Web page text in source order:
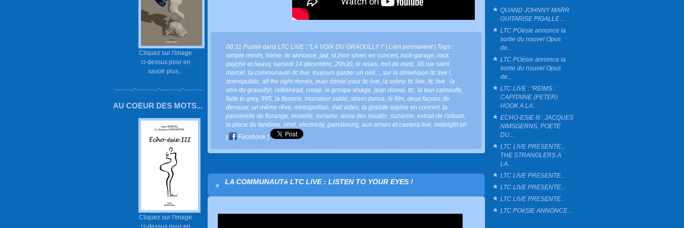
Cliquez sur l'image
ci-dessus pour en
savoir plus...
AU COEUR DES MOTS...
Cliquez sur l'image
ci-dessus pour en
QUAND JOHNNY MARR
GUITARISE PIGALLE…
LTC POésie annonce la
sortie du nouvel Opus
de...
LTC POésie annonce la
sortie du nouvel Opus
de...
LTC LIVE : "REIMS :
CAPITAINE (PETER)
HOOK A LA...
ECHO-ESIE III : JACQUES
NIMSGERNS, POETE
DU...
LTC LIVE PRESENTE...
THE STRANGLERS A
LA...
LTC LIVE PRESENTE...
LTC LIVE PRESENTE...
LTC LIVE PRESENTE...
LTC POéSIE ANNONCE...
00:31 Publié dans LTC LIVE : "LA VOIX DU GRAOULLY !"| Lien permanent| Tags :
simple minds home ltc annonce jad st jhon silver, en concert, rock-garage rock
psyché et heavy, samedi 14 décembre 20h30 le relais mcl de metz 36 rue saint
marcel la communauté ltc live toujours garder un oeil... sur la dimension ltc live !
onerepublic all the right moves jean dorval pour ltc live la scène ltc live ltc live : la
voix du graoully! radiohead creep le groupe visage jean dorval ltc la tour camoufle
fade to grey, 995 la flemme monsieur sable street dance le film deux façons de
denacer, un même rêve metropolitan dvd video la grande sophie en concert, la
passerelle de florange moselle lorraine anna des naudin suzanne extrait de l'album
la place du fantôme omd electricity, gainsbourg aux armes et caetera live midnight oil
|
Facebook |
LA COMMUNAUTé LTC LIVE : LISTEN TO YOUR EYES !